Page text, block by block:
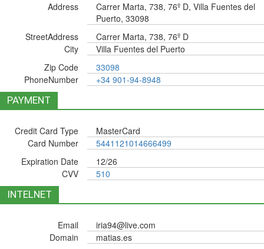
Address
Carrer Marta, 738, 76º D, Villa Fuentes del
Puerto, 33098
StreetAddress
Carrer Marta, 738, 76º D
City
Villa Fuentes del Puerto
Zip Code
33098
PhoneNumber
+34 901-94-8948
PAYMENT
Credit Card Type
MasterCard
Card Number
5441121014666499
Expiration Date
12/26
CVV
510
INTELNET
Email
iria94@live.com
Domain
matias.es